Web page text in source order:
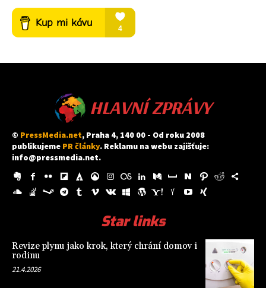
HLAVNÍ ZPRÁVY
© PressMedia.net, Praha 4, 140 00 - Od roku 2008
publikujeme PR články. Reklamu na webu zajišťuje:
info@pressmedia.net.
Star links
Revize plynu jako krok, který chrání domov i
rodinu
21.4.2026